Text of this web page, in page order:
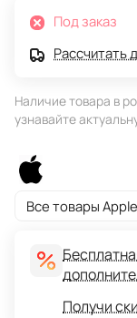
Под заказ
Рассчитать
Наличие товара в
узнавайте
Все товары Apple
Получи